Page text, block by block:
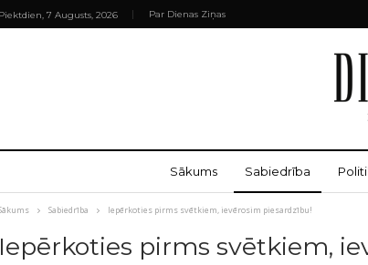
Piektdien, 7 Augusts, 2026 Par Dienas Ziņas
Sākums Sabiedrība
Sabiedrība Iepērkoties pirms svētkiem, ievērosim piesardzību!
Iepērkoties pirms svētkiem,